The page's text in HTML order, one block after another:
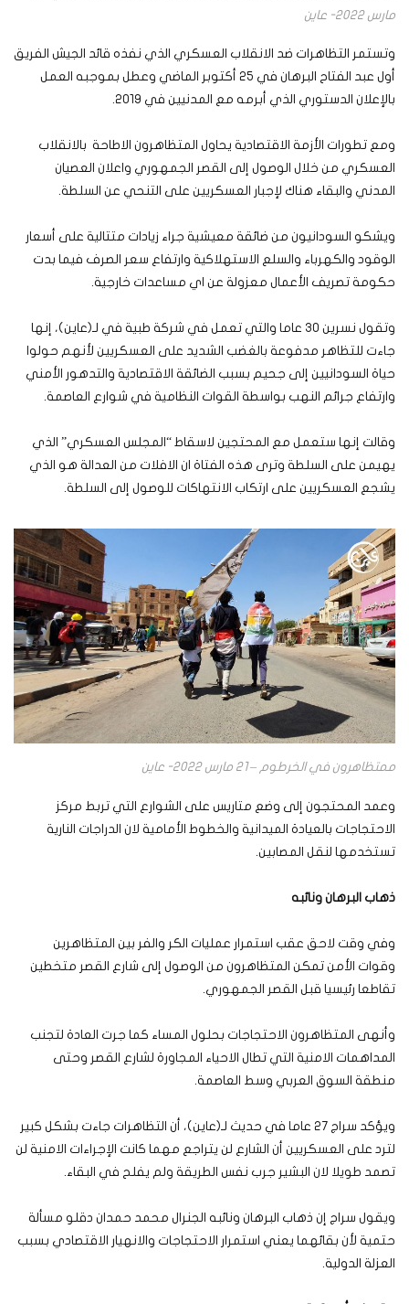
مارس 2022- عاين
وتستمر التظاهرات ضد الانقلاب العسكري الذي نفذه قائد الجيش الفريق
أول عبد الفتاح البرهان في 25 أكتوبر الماضي وعطل بموجبه العمل
بالإعلان الدستوري الذي أبرمه مع المدنيين في 2019.
ومع تطورات الأزمة الاقتصادية يحاول المتظاهرون الاطاحة بالانقلاب
العسكري من خلال الوصول إلى القصر الجمهوري واعلان العصيان
المدني والبقاء هناك لإجبار العسكريين على التنحي عن السلطة.
ويشكو السودانيون من ضائقة معيشية جراء زيادات متتالية على أسعار
الوقود والكهرباء والسلع الاستهلاكية وارتفاع سعر الصرف فيما بدت
حكومة تصريف الأعمال معزولة عن اي مساعدات خارجية.
وتقول نسرين 30 عاما والتي تعمل في شركة طبية في لـ(عاين)، إنها
جاءت للتظاهر مدفوعة بالغضب الشديد على العسكريين لأنهم حولوا
حياة السودانيين إلى جحيم بسبب الضائقة الاقتصادية والتدهور الأمني
وارتفاع جرائم النهب بواسطة القوات النظامية في شوارع العاصمة.
وقالت إنها ستعمل مع المحتجين لاسقاط “المجلس العسكري” الذي
يهيمن على السلطة وترى هذه الفتاة ان الافلات من العدالة هو الذي
يشجع العسكريين على ارتكاب الانتهاكات للوصول إلى السلطة.
ممتظاهرون في الخرطوم – 21 مارس 2022- عاين
وعمد المحتجون إلى وضع متاريس على الشوارع التي تربط مركز
الاحتجاجات بالعيادة الميدانية والخطوط الأمامية لان الدراجات النارية
تستخدمها لنقل المصابين.
ذهاب البرهان ونائبه
وفي وقت لاحق عقب استمرار عمليات الكر والفر بين المتظاهرين
وقوات الأمن تمكن المتظاهرون من الوصول إلى شارع القصر متخطين
تقاطعا رئيسيا قبل القصر الجمهوري.
وأنهى المتظاهرون الاحتجاجات بحلول المساء كما جرت العادة لتجنب
المداهمات الامنية التي تطال الاحياء المجاورة لشارع القصر وحتى
منطقة السوق العربي وسط العاصمة.
ويؤكد سراج 27 عاما في حديث لـ(عاين)، أن التظاهرات جاءت بشكل كبير
لترد على العسكريين أن الشارع لن يتراجع مهما كانت الإجراءات الامنية لن
تصمد طويلا لان البشير جرب نفس الطريقة ولم يفلح في البقاء.
ويقول سراج إن ذهاب البرهان ونائبه الجنرال محمد حمدان دقلو مسألة
حتمية لأن بقائهما يعني استمرار الاحتجاجات والانهيار الاقتصادي بسبب
العزلة الدولية.